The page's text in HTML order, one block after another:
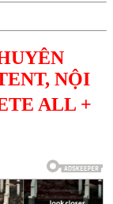
NỘI
ALL +